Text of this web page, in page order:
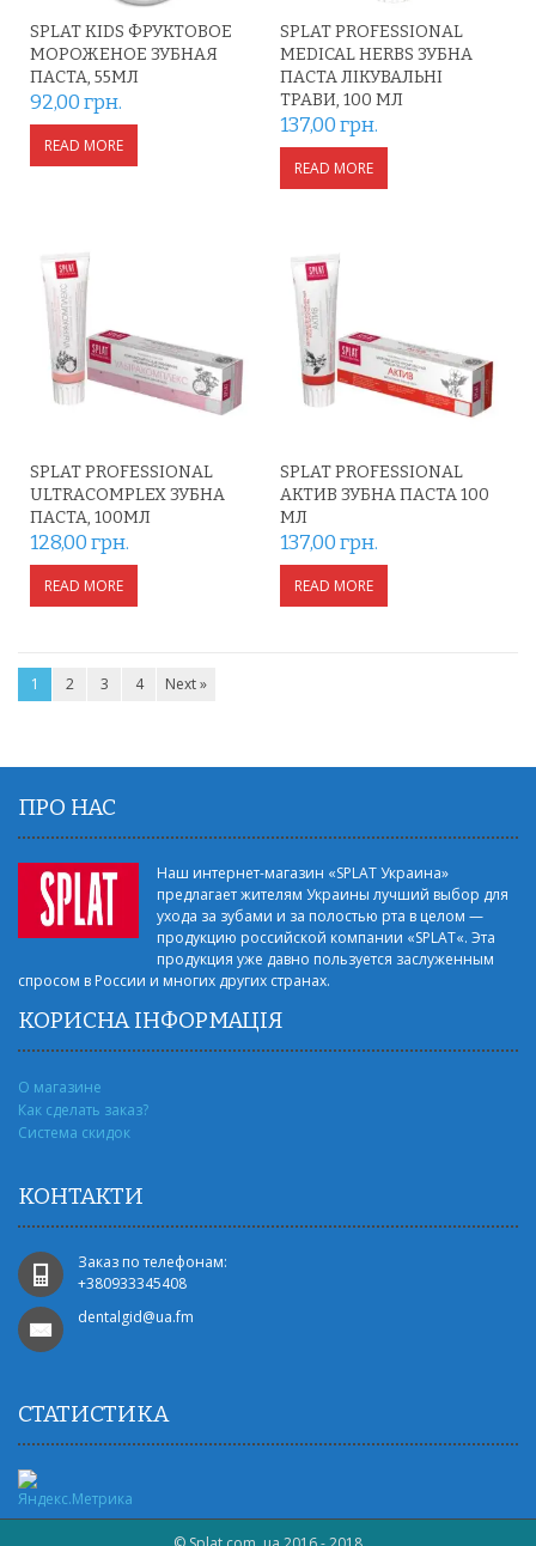
SPLAT KIDS ФРУКТОВОЕ
МОРОЖЕНОЕ ЗУБНАЯ
ПАСТА, 55МЛ
92,00грн.
READ MORE
SPLAT PROFESSIONAL
MEDICAL HERBS ЗУБНА
ПАСТА ЛІКУВАЛЬНІ
ТРАВИ, 100 МЛ
137,00грн.
READ MORE
SPLAT PROFESSIONAL
ULTRACOMPLEX ЗУБНА
ПАСТА, 100МЛ
128,00грн.
READ MORE
SPLAT PROFESSIONAL
АКТИВ ЗУБНА ПАСТА 100
МЛ
137,00грн.
READ MORE
1 2 3 4 Next »
ПРО НАС
Наш интернет-магазин «SPLAT Украина»
предлагает жителям Украины лучший выбор для
ухода за зубами и за полостью рта в целом —
продукцию российской компании «SPLAT«. Эта
продукция уже давно пользуется заслуженным
спросом в России и многих других странах.
КОРИСНА ІНФОРМАЦІЯ
О магазине
Как сделать заказ?
Система скидок
КОНТАКТИ
Заказ по телефонам:
+‎380933345408
dentalgid@ua.fm
СТАТИСТИКА